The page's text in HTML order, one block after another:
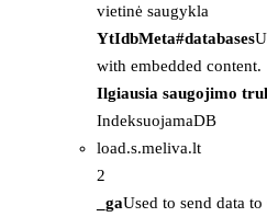
vietinė saugykla
YtIdbMeta#databases
with embedded content.
Ilgiausia saugojimo
IndeksuojamaDB
load.s.meliva.lt
2
_gaUsed to send data